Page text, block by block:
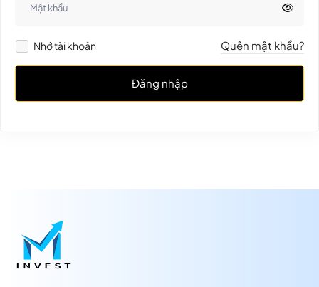
Nhớ tài khoản Quên mật khẩu?
Đăng nhập